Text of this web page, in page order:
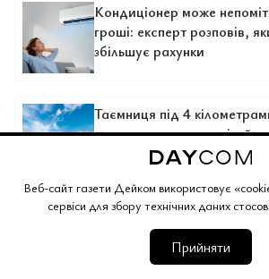
Веб-сайт газети Дейком використовує
сервіси для збору технічних даних
Прийняти
Кондиціонер може
гроші: експерт розповів,
збільшує рахунки
Таємниця під 4
антарктичне озеро
залишається рідким і
масло та сир провалили
продуктів виявилися